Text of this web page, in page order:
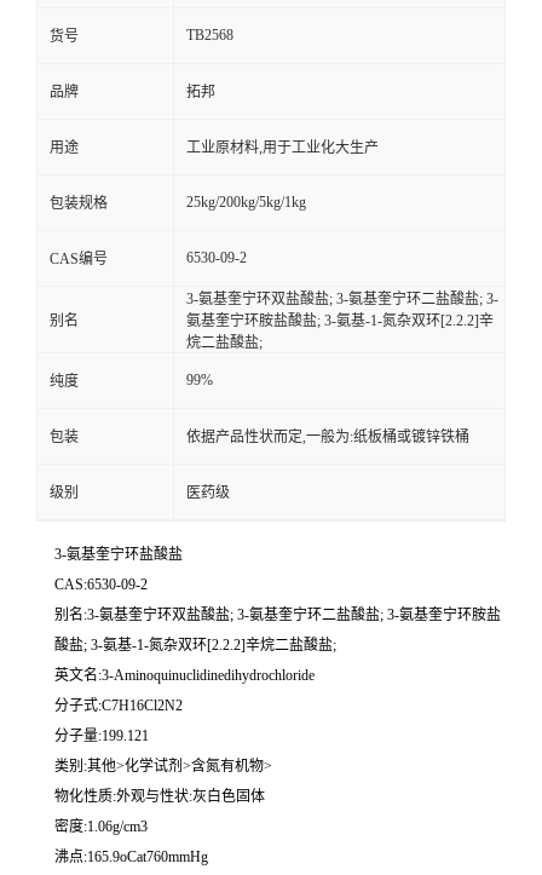
货号 TB2568
品牌 拓邦
用途 工业原材料,用于工业化大生产
包装规格 25kg/200kg/5kg/1kg
CAS编号 6530-09-2
别名
3-氨基奎宁环双盐酸盐; 3-氨基奎宁环二盐酸盐; 3-
氨基奎宁环胺盐酸盐; 3-氨基-1-氮杂双环[2.2.2]辛
烷二盐酸盐;
纯度 99%
包装 依据产品性状而定,一般为:纸板桶或镀锌铁桶
级别 医药级
3-氨基奎宁环盐酸盐
CAS:6530-09-2
别名:3-氨基奎宁环双盐酸盐; 3-氨基奎宁环二盐酸盐; 3-氨基奎宁环胺盐
酸盐; 3-氨基-1-氮杂双环[2.2.2]辛烷二盐酸盐;
英文名:3-Aminoquinuclidinedihydrochloride
分子式:C7H16Cl2N2
分子量:199.121
类别:其他>化学试剂>含氮有机物>
物化性质:外观与性状:灰白色固体
密度:1.06g/cm3
沸点:165.9oCat760mmHg